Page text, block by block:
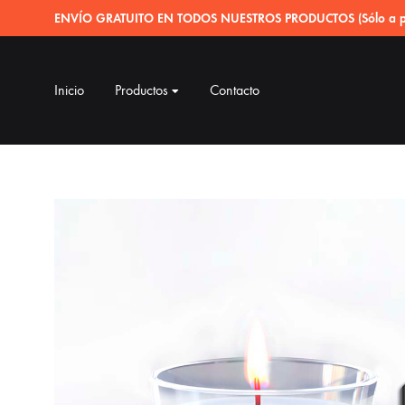
ENVÍO GRATUITO EN TODOS NUESTROS PRODUCTOS (Sólo a
Inicio Productos Contacto